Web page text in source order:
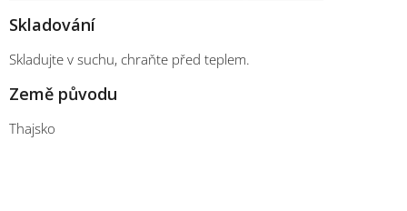
Skladování
Skladujte v suchu, chraňte před teplem.
Země původu
Thajsko